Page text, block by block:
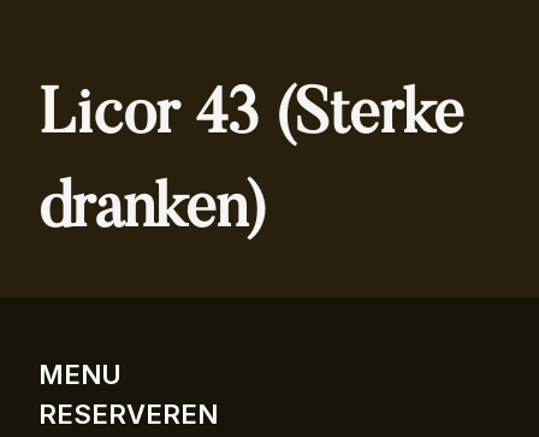
Licor 43 (Sterke
dranken)
MENU
RESERVEREN